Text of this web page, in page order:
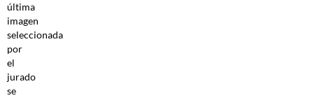
última
imagen
seleccionada
por
el
jurado
se